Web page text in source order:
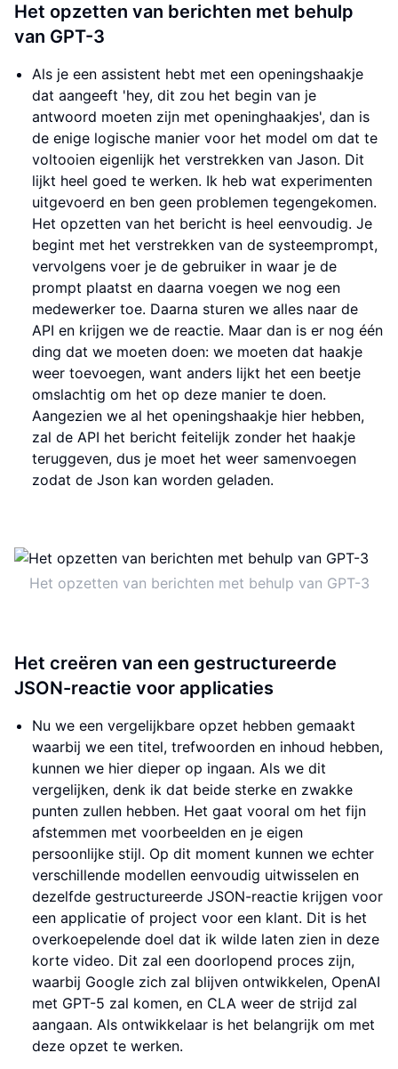
Het opzetten van berichten met behulp
van GPT-3
Als je een assistent hebt met een openingshaakje
dat aangeeft 'hey, dit zou het begin van je
antwoord moeten zijn met openinghaakjes', dan is
de enige logische manier voor het model om dat te
voltooien eigenlijk het verstrekken van Jason. Dit
lijkt heel goed te werken. Ik heb wat experimenten
uitgevoerd en ben geen problemen tegengekomen.
Het opzetten van het bericht is heel eenvoudig. Je
begint met het verstrekken van de systeemprompt,
vervolgens voer je de gebruiker in waar je de
prompt plaatst en daarna voegen we nog een
medewerker toe. Daarna sturen we alles naar de
API en krijgen we de reactie. Maar dan is er nog één
ding dat we moeten doen: we moeten dat haakje
weer toevoegen, want anders lijkt het een beetje
omslachtig om het op deze manier te doen.
Aangezien we al het openingshaakje hier hebben,
zal de API het bericht feitelijk zonder het haakje
teruggeven, dus je moet het weer samenvoegen
zodat de Json kan worden geladen.
Het opzetten van berichten met behulp van GPT-3
Het creëren van een gestructureerde
JSON-reactie voor applicaties
Nu we een vergelijkbare opzet hebben gemaakt
waarbij we een titel, trefwoorden en inhoud hebben,
kunnen we hier dieper op ingaan. Als we dit
vergelijken, denk ik dat beide sterke en zwakke
punten zullen hebben. Het gaat vooral om het fijn
afstemmen met voorbeelden en je eigen
persoonlijke stijl. Op dit moment kunnen we echter
verschillende modellen eenvoudig uitwisselen en
dezelfde gestructureerde JSON-reactie krijgen voor
een applicatie of project voor een klant. Dit is het
overkoepelende doel dat ik wilde laten zien in deze
korte video. Dit zal een doorlopend proces zijn,
waarbij Google zich zal blijven ontwikkelen, OpenAI
met GPT-5 zal komen, en CLA weer de strijd zal
aangaan. Als ontwikkelaar is het belangrijk om met
deze opzet te werken.